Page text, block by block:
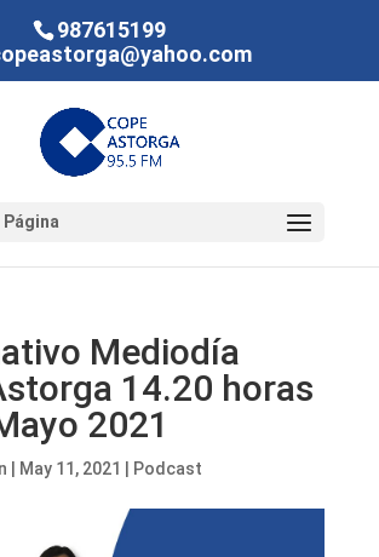
987615199
Mediodía
14.20 horas
2021
May 11, 2021 Podcast